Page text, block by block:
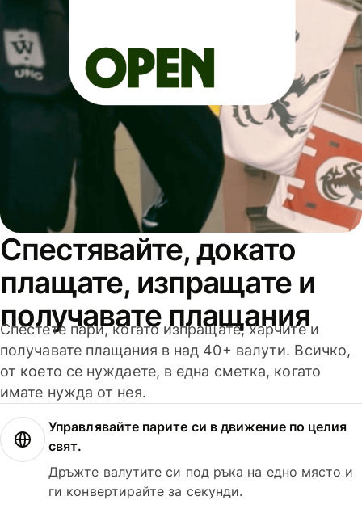
Спестявайте, докато
плащате, изпращате и
получавате плащания
Спестете пари, когато изпращате, харчите и
получавате плащания в над 40+ валути. Всичко,
от което се нуждаете, в една сметка, когато
имате нужда от нея.
Управлявайте парите си в движение по целия
свят.
Дръжте валутите си под ръка на едно място и
ги конвертирайте за секунди.